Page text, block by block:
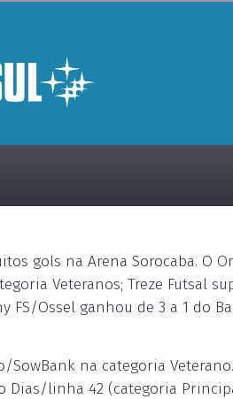
gols na Arena Sorocaba. O
Veteranos; Treze Futsal
FS/Ossel ganhou de 3 a 1 do
SowBank na categoria
Dias/linha 42 (categoria